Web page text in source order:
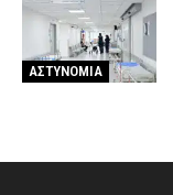
ΑΣΤΥΝΟΜΙΑ